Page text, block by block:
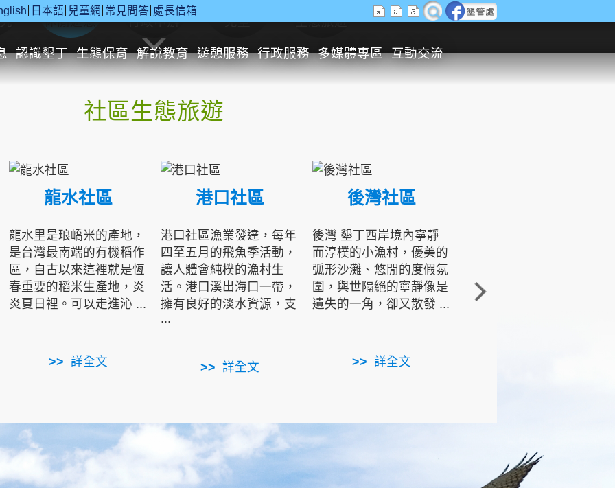
日本語 兒童網 常見問答 處長信箱
認識墾丁 生態保育 解說教育 遊憩服務 行政服務 多媒體專區 互動交流
休閒遊憩 行政申辦 兒童 生態旅遊
社區生態旅遊
龍水社區
龍水里是琅嶠米的產地，
是台灣最南端的有機稻作
區，自古以來這裡就是恆
春重要的稻米生產地，炎
炎夏日裡。可以走進沁 ...
詳全文
港口社區
港口社區漁業發達，每年
四至五月的飛魚季活動，
讓人體會純樸的漁村生
活。港口溪出海口一帶，
擁有良好的淡水資源，支
...
詳全文
後灣社區
後灣 墾丁西岸境內寧靜
而淳樸的小漁村，優美的
弧形沙灘、悠閒的度假氛
圍，與世隔絕的寧靜像是
遺失的一角，卻又散發 ...
詳全文
角的端點，冬季海浪拍打
著礁岸，旺盛的侵蝕作